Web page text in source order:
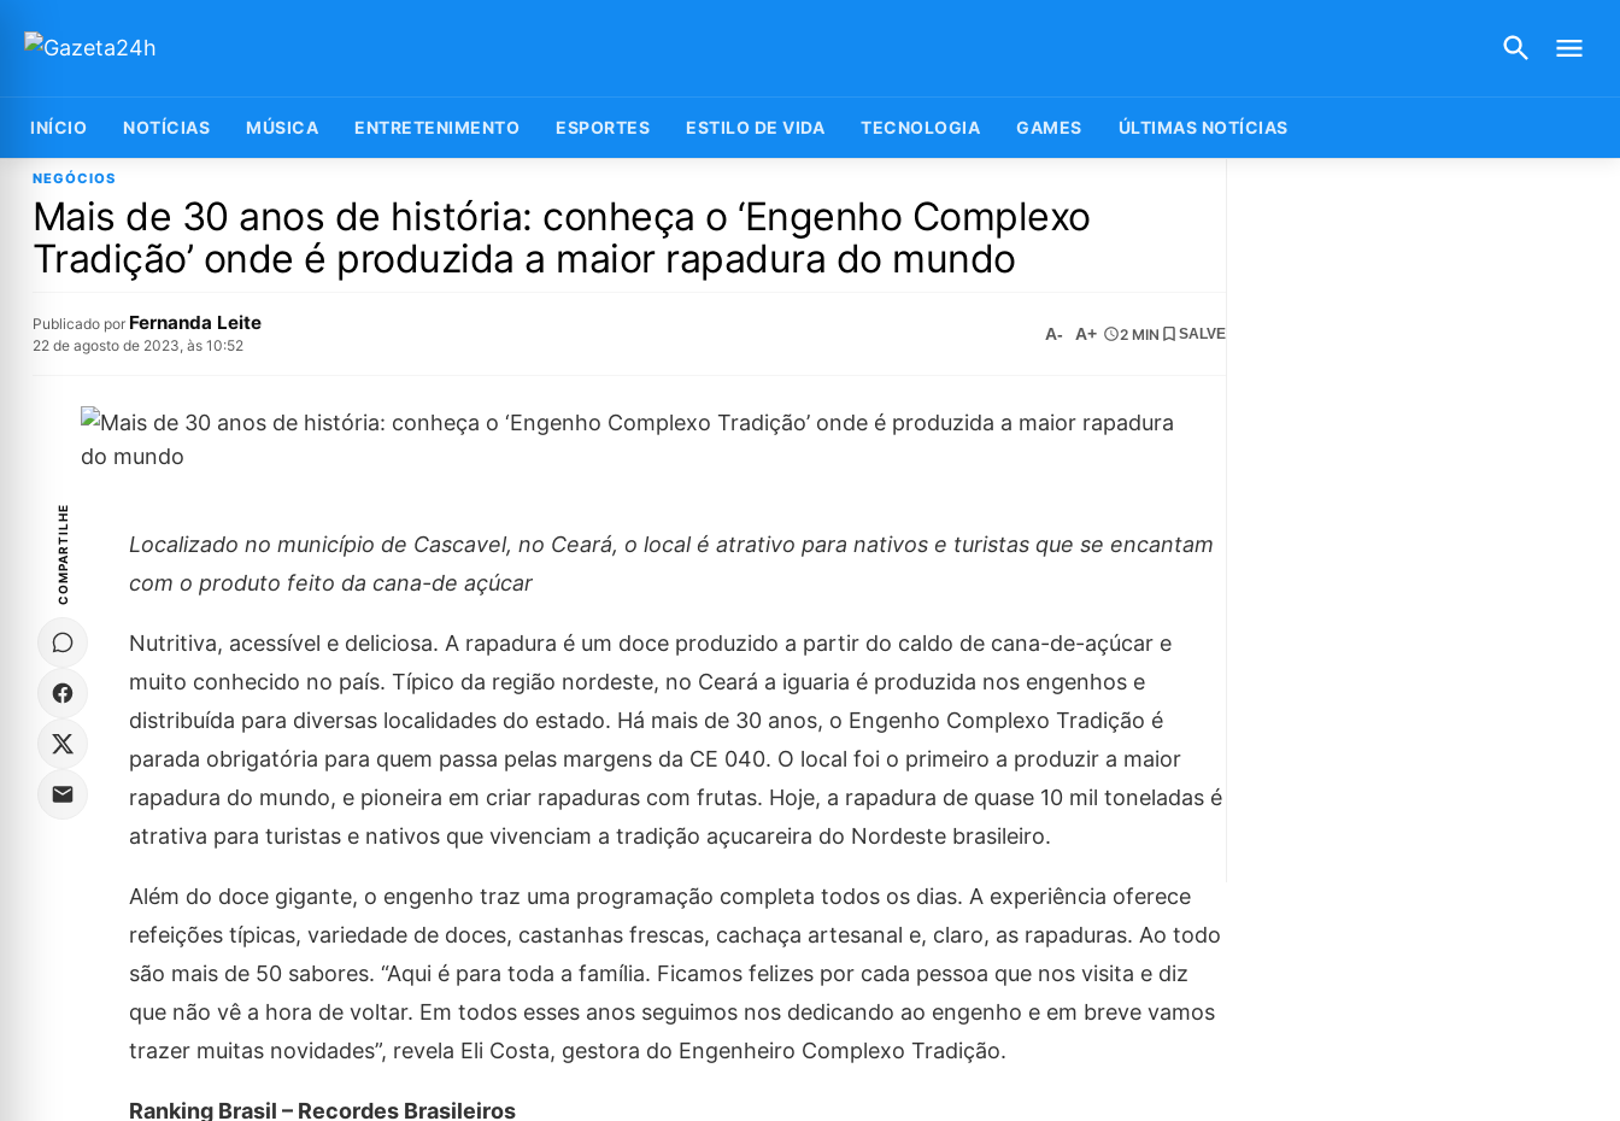
INÍCIO NOTÍCIAS MÚSICA ENTRETENIMENTO ESPORTES ESTILO DE VIDA TECNOLOGIA GAMES ÚLTIMAS NOTÍCIAS
NEGÓCIOS
Mais de 30 anos de história: conheça o ‘Engenho Complexo
Tradição’ onde é produzida a maior rapadura do mundo
Publicado por Fernanda Leite
22 de agosto de 2023, às 10:52
A- A+ 2 MIN SALVE
COMPARTILHE
Localizado no município de Cascavel, no Ceará, o local é atrativo para nativos e turistas que se encantam
com o produto feito da cana-de açúcar
Nutritiva, acessível e deliciosa. A rapadura é um doce produzido a partir do caldo de cana-de-açúcar e
muito conhecido no país. Típico da região nordeste, no Ceará a iguaria é produzida nos engenhos e
distribuída para diversas localidades do estado. Há mais de 30 anos, o Engenho Complexo Tradição é
parada obrigatória para quem passa pelas margens da CE 040. O local foi o primeiro a produzir a maior
rapadura do mundo, e pioneira em criar rapaduras com frutas. Hoje, a rapadura de quase 10 mil toneladas é
atrativa para turistas e nativos que vivenciam a tradição açucareira do Nordeste brasileiro.
Além do doce gigante, o engenho traz uma programação completa todos os dias. A experiência oferece
refeições típicas, variedade de doces, castanhas frescas, cachaça artesanal e, claro, as rapaduras. Ao todo
são mais de 50 sabores. “Aqui é para toda a família. Ficamos felizes por cada pessoa que nos visita e diz
que não vê a hora de voltar. Em todos esses anos seguimos nos dedicando ao engenho e em breve vamos
trazer muitas novidades”, revela Eli Costa, gestora do Engenheiro Complexo Tradição.
Ranking Brasil – Recordes Brasileiros